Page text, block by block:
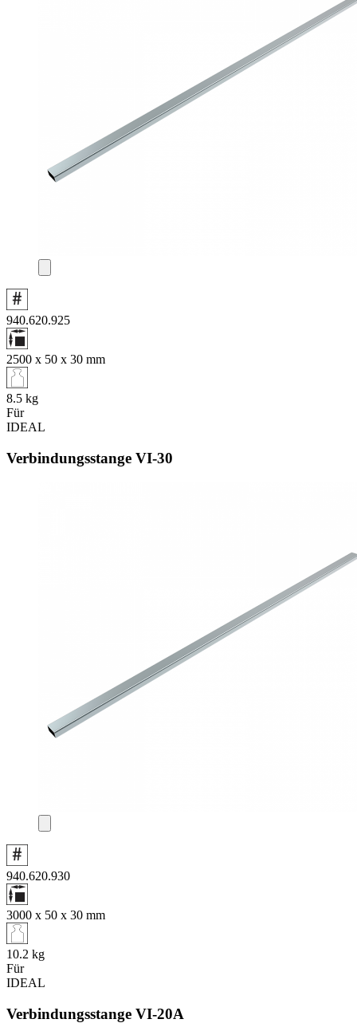
940.620.925
2500 x 50 x 30 mm
8.5 kg
Für
IDEAL
Verbindungsstange VI‑30
940.620.930
3000 x 50 x 30 mm
10.2 kg
Für
IDEAL
Verbindungsstange VI‑20A